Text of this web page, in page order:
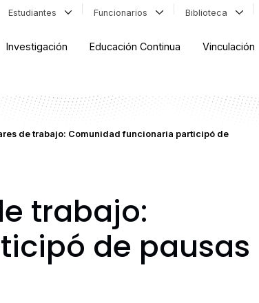
Estudiantes Funcionarios Biblioteca
Investigación Educación Continua Vinculación
de trabajo: Comunidad funcionaria participó de
trabajo:
de pausas